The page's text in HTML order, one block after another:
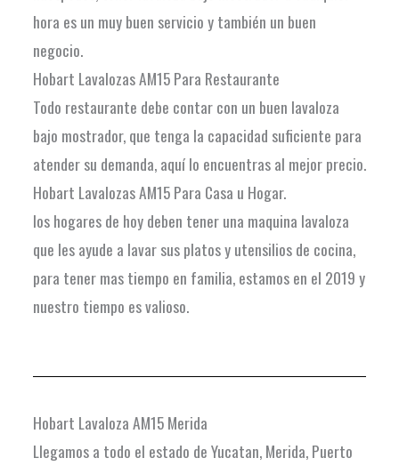
hora es un muy buen servicio y también un buen
negocio.
Hobart Lavalozas AM15 Para Restaurante
Todo restaurante debe contar con un buen lavaloza
bajo mostrador, que tenga la capacidad suficiente para
atender su demanda, aquí lo encuentras al mejor precio.
Hobart Lavalozas AM15 Para Casa u Hogar.
los hogares de hoy deben tener una maquina lavaloza
que les ayude a lavar sus platos y utensilios de cocina,
para tener mas tiempo en familia, estamos en el 2019 y
nuestro tiempo es valioso.
Hobart Lavaloza AM15 Merida
Llegamos a todo el estado de Yucatan, Merida, Puerto